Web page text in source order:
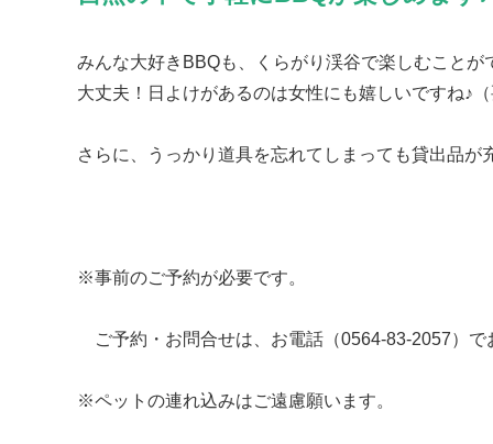
みんな大好きBBQも、くらがり渓谷で楽しむこと
大丈夫！日よけがあるのは女性にも嬉しいですね♪
さらに、うっかり道具を忘れてしまっても貸出品が
※事前のご予約が必要です。
ご予約・お問合せは、お電話（0564-83-2057）で
※ペットの連れ込みはご遠慮願います。